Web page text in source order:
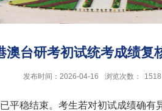
澳台研考初试统考成绩复
发布时间：2026-04-16 浏览次数： 1518
平稳结束。 考生若对初试成绩确有